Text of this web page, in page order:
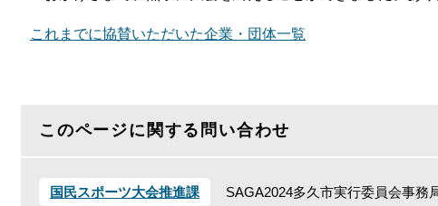
これまでに協賛いただいた企業・団体一覧
このページに関する問い合わせ
国民スポーツ大会推進課 SAGA2024多久市実行委員会事務